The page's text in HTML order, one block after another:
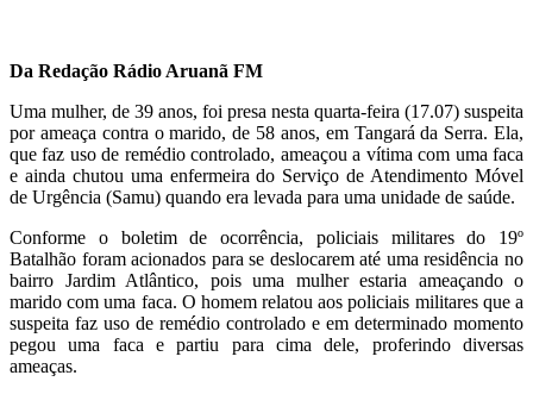
Da Redação Rádio Aruanã FM
Uma mulher, de 39 anos, foi presa nesta quarta-feira (17.07) suspeita
por ameaça contra o marido, de 58 anos, em Tangará da Serra. Ela,
que faz uso de remédio controlado, ameaçou a vítima com uma faca
e ainda chutou uma enfermeira do Serviço de Atendimento Móvel
de Urgência (Samu) quando era levada para uma unidade de saúde.
Conforme o boletim de ocorrência, policiais militares do 19º
Batalhão foram acionados para se deslocarem até uma residência no
bairro Jardim Atlântico, pois uma mulher estaria ameaçando o
marido com uma faca. O homem relatou aos policiais militares que a
suspeita faz uso de remédio controlado e em determinado momento
pegou uma faca e partiu para cima dele, proferindo diversas
ameaças.